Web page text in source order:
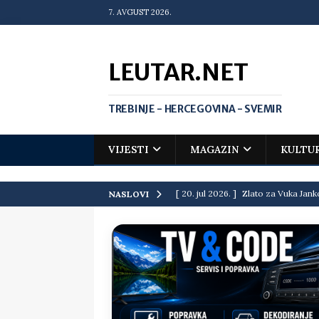
7. AVGUST 2026.
LEUTAR.NET
TREBINJE - HERCEGOVINA - SVEMIR
VIJESTI MAGAZIN
NASLOVI [ 20. jul 2026. ] Zlato za Vuka
[ 19. jul 2026. ] Da li i obraz ima
[ 16. jul 2026. ] Mile će da ti
[ 16. jul 2026. ] Krediti i dugovi
[ 15. jul 2026. ] Politički potres u